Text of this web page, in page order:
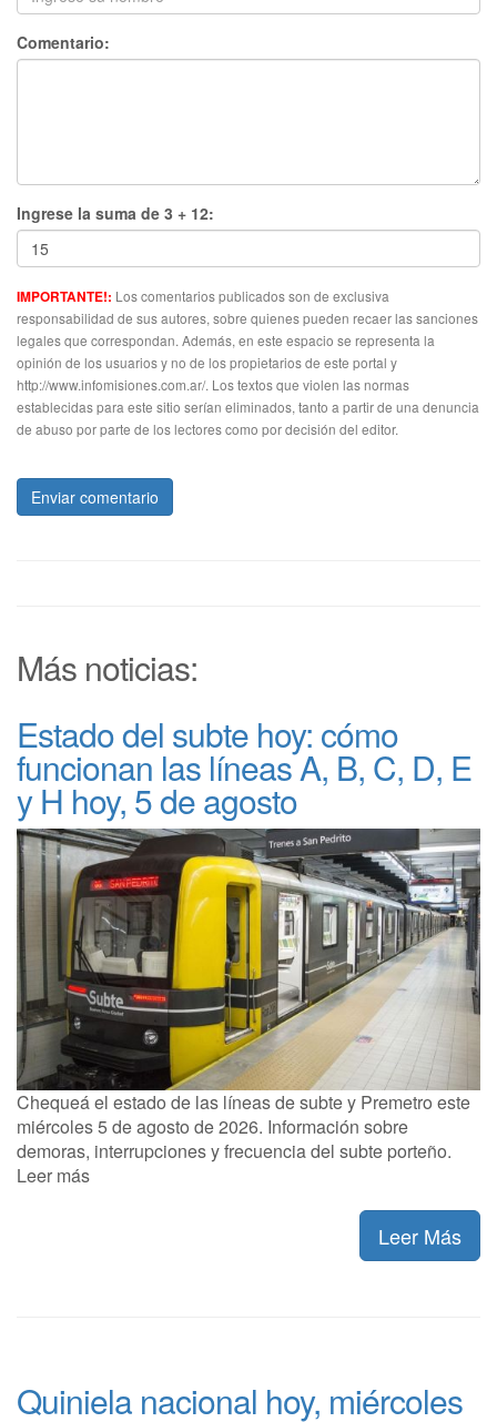
Comentario:
Ingrese la suma de 3 + 12:
IMPORTANTE!: Los comentarios publicados son de exclusiva
responsabilidad de sus autores, sobre quienes pueden recaer las sanciones
legales que correspondan. Además, en este espacio se representa la
opinión de los usuarios y no de los propietarios de este portal y
http://www.infomisiones.com.ar/. Los textos que violen las normas
establecidas para este sitio serían eliminados, tanto a partir de una denuncia
de abuso por parte de los lectores como por decisión del editor.
Enviar comentario
Más noticias:
Estado del subte hoy: cómo
funcionan las líneas A, B, C, D, E
y H hoy, 5 de agosto
Chequeá el estado de las líneas de subte y Premetro este
miércoles 5 de agosto de 2026. Información sobre
demoras, interrupciones y frecuencia del subte porteño.
Leer más
Leer Más
Quiniela nacional hoy, miércoles